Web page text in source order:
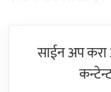
साईन अप